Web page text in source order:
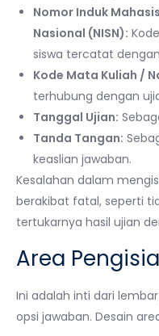
Nomor Induk
Nasional (NISN):
siswa tercatat
Kode Mata Kuliah /
terhubung dengan
Tanggal Ujian:
Tanda Tangan:
keaslian jawaban.
Kesalahan dalam
berakibat fatal, seperti
tertukarnya hasil ujian
Area
Ini adalah inti dari
opsi jawaban. Desain